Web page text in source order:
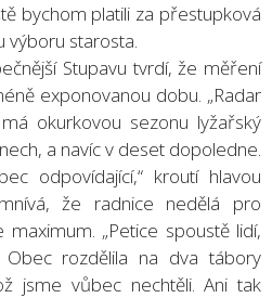
bychom platili za přestupková
výboru starosta.
Stupavu tvrdí, že měření
exponovanou dobu. „Radar
okurkovou sezonu lyžařský
a navíc v deset dopoledne.
odpovídající,“ kroutí hlavou
že radnice nedělá pro
„Petice spoustě lidí,
Obec rozdělila na dva tábory
jsme vůbec nechtěli. Ani tak